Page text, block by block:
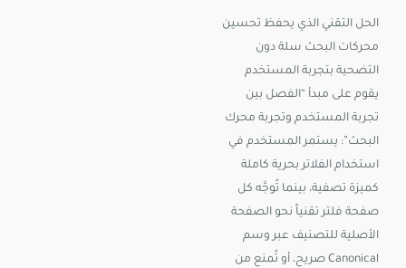
الحل التقني الذي يحفظ تحسين
محركات البحث سلة دون
التضحية بتجربة المستخدم
يقوم على مبدأ “الفصل بين
تجربة المستخدم وتجربة محرك
البحث”: يستمر المستخدم في
استخدام الفلاتر بحرية كاملة
كميزة تصفية، بينما تُوجَّه كل
صفحة فلتر تقنياً نحو الصفحة
الأصلية للتصنيف عبر وسم
Canonical صريح، أو تُمنع من